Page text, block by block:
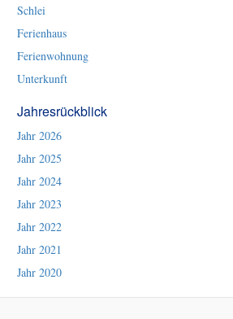
Schlei
Ferienhaus
Ferienwohnung
Unterkunft
Jahresrückblick
Jahr 2026
Jahr 2025
Jahr 2024
Jahr 2023
Jahr 2022
Jahr 2021
Jahr 2020